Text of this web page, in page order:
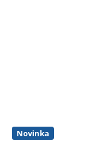
Novinka